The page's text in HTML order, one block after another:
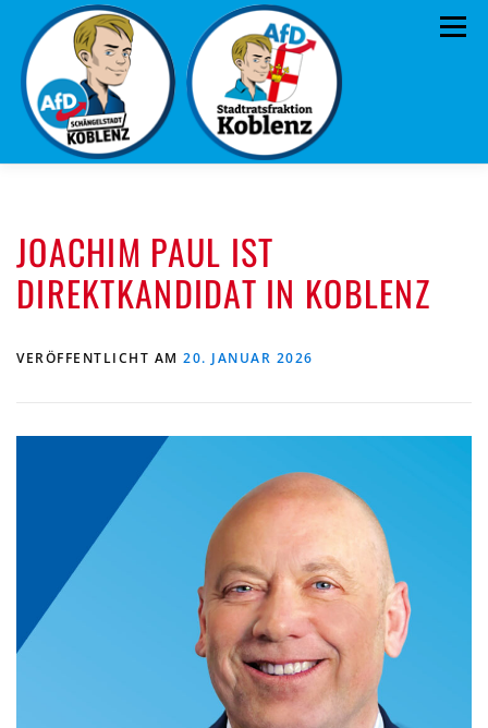
Inhalt
springen
Menü
TERMINE MITMACHEN!
JOACHIM PAUL IST
DIREKTKANDIDAT IN KOBLENZ
VERÖFFENTLICHT AM 20. JANUAR 2026